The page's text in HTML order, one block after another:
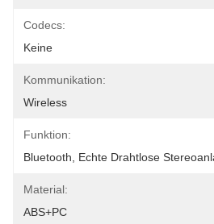
Codecs:
Keine
Kommunikation:
Wireless
Funktion:
Bluetooth, Echte Drahtlose
Material:
ABS+PC